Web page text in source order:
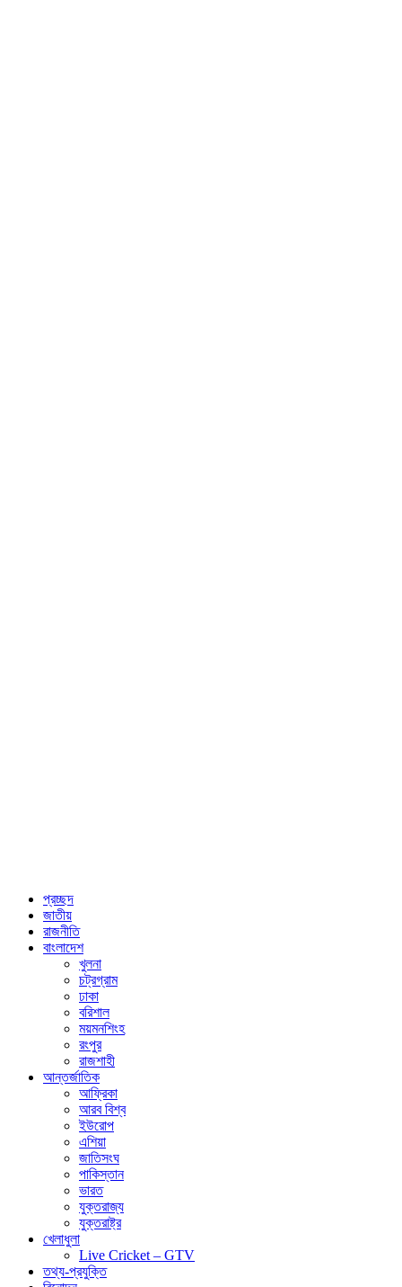
প্রচ্ছদ
জাতীয়
রাজনীতি
বাংলাদেশ
খুলনা
চট্রগ্রাম
ঢাকা
বরিশাল
ময়মনশিংহ
রংপুর
রাজশাহী
আন্তর্জাতিক
আফ্রিকা
আরব বিশ্ব
ইউরোপ
এশিয়া
জাতিসংঘ
পাকিস্তান
ভারত
যুক্তরাজ্য
যুক্তরাষ্ট্র
খেলাধুলা
Live Cricket – GTV
তথ্য-প্রযুক্তি